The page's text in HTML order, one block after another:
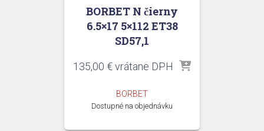
BORBET N čierny
6.5×17 5×112 ET38
SD57,1
135,00 €vrátane DPH
BORBET
Dostupné na objednávku